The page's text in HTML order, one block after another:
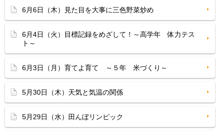
6月6日（木）見た目を大事に三色野菜炒め
6月4日（火）目標記録をめざして！～高学年 体力テス
ト～
6月3日（月）育てよ育て ～５年 米づくり～
5月30日（木）天気と気温の関係
5月29日（水）田んぼリンピック